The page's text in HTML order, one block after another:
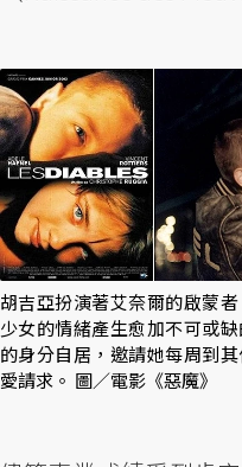
胡吉亞扮演著艾奈爾的啟蒙
少女的情緒產生愈加不可或
的身分自居，邀請她每周到
愛請求。 圖／電影《惡魔》